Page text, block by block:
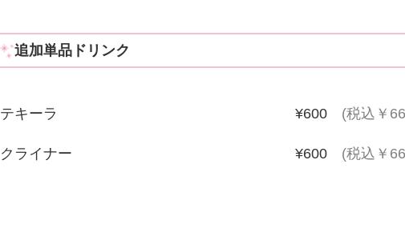
追加単品ドリンク
テキーラ ¥600 (税込￥
クライナー ¥600 (税込￥